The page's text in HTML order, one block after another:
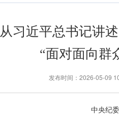
从习近平总书记讲
“面对面向群
发布时间：2026-05-09
中央纪